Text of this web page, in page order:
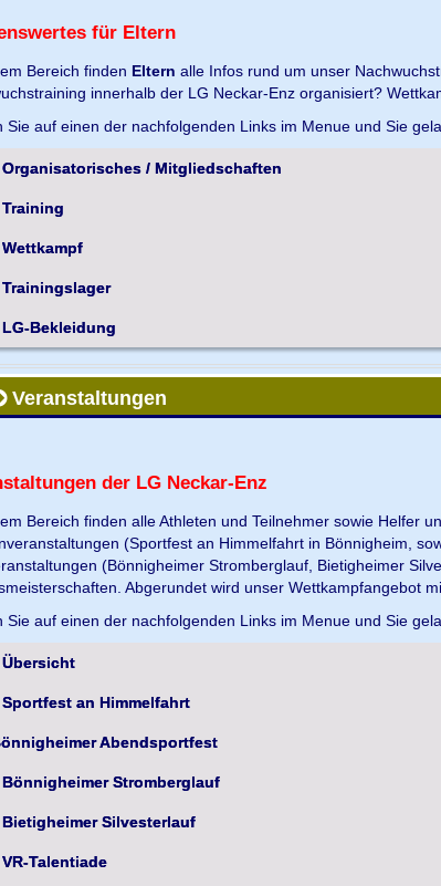
für Eltern
Bereich finden Eltern alle Infos rund um unser
innerhalb der LG Neckar-Enz organisiert?
Sie auf einen der nachfolgenden Links im Menue und Sie
Organisatorisches / Mitgliedschaften
Training
Wettkampf
Trainingslager
LG-Bekleidung
Veranstaltungen
der LG Neckar-Enz
Bereich finden alle Athleten und Teilnehmer sowie Helfer
(Sportfest an Himmelfahrt in Bönnigheim,
(Bönnigheimer Stromberglauf, Bietigheimer
Abgerundet wird unser Wettkampfangebot
Sie auf einen der nachfolgenden Links im Menue und Sie
Übersicht
Sportfest an Himmelfahrt
Abendsportfest
Bönnigheimer Stromberglauf
Bietigheimer Silvesterlauf
VR-Talentiade